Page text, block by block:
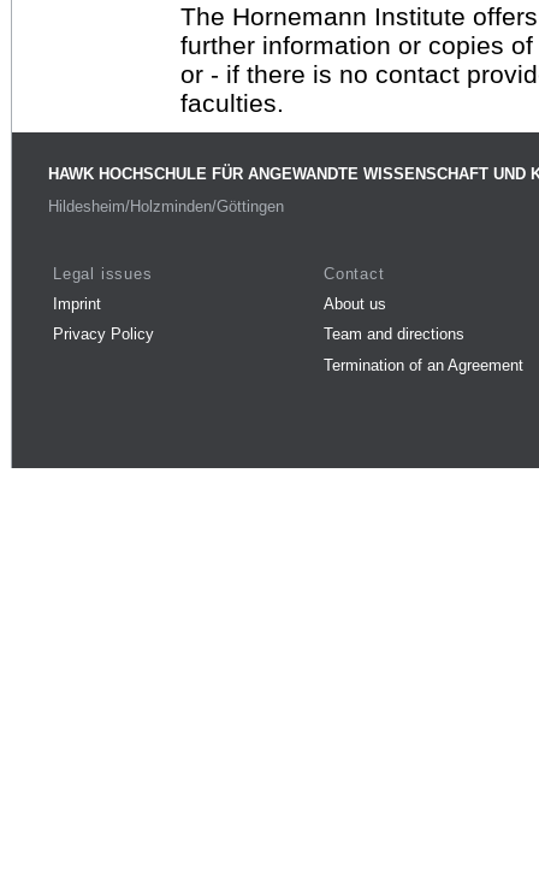
The Hornemann Institute
further information or copies
or - if there is no contact
faculties.
HAWK HOCHSCHULE FÜR ANGEWANDTE WISSENSCHAFT UND
Hildesheim/Holzminden/Göttingen
Legal issues
Imprint
Privacy Policy
Contact
About us
Team and directions
Termination of an Agreement